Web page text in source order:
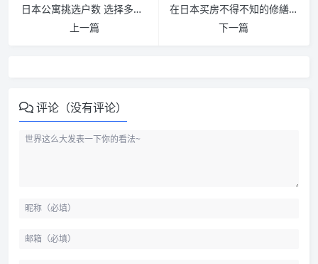
日本公寓挑选户数 选择多还是少
上一篇
在日本买房不得不知的修繕積立金
下一篇
评论（没有评论）
税）